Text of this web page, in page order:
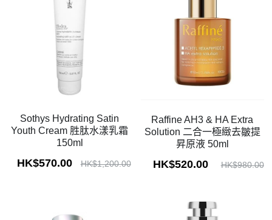
Sothys Hydrating Satin
Youth Cream 胜肽水漾乳霜
150ml
HK$570.00 HK$1,200.00
Raffine AH3 & HA Extra
Solution 二合一極緻去皺提
昇原液 50ml
HK$520.00 HK$980.00